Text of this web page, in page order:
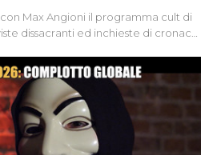
Max Angioni il programma cult di
dissacranti ed inchieste di cronaca